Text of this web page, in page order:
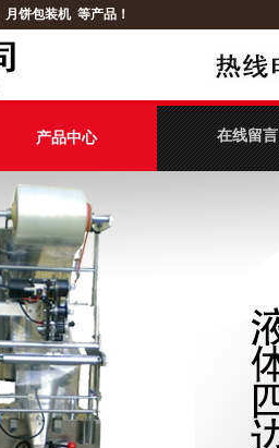
月饼包装机 等产品！
产品中心 在线留言